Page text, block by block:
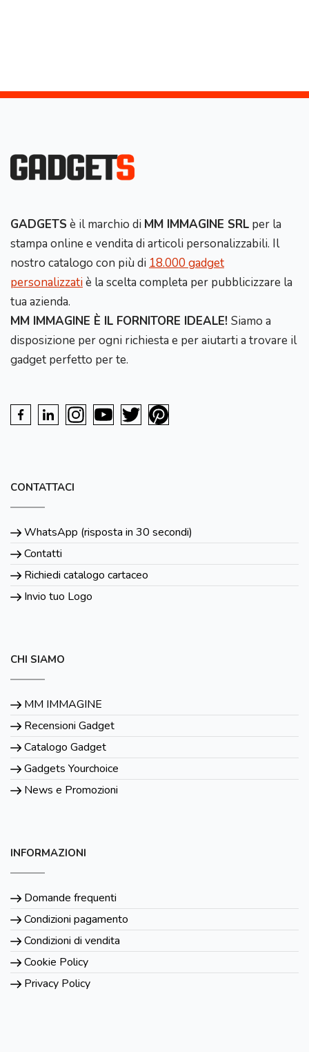
GADGETS è il marchio di MM IMMAGINE SRL per la
stampa online e vendita di articoli personalizzabili. Il
nostro catalogo con più di 18.000 gadget
personalizzatiè la scelta completa per pubblicizzare la
tua azienda.
MM IMMAGINE È IL FORNITORE IDEALE! Siamo a
disposizione per ogni richiesta e per aiutarti a trovare il
gadget perfetto per te.
CONTATTACI
WhatsApp (risposta in 30 secondi)
Contatti
Richiedi catalogo cartaceo
Invio tuo Logo
CHI SIAMO
MM IMMAGINE
Recensioni Gadget
Catalogo Gadget
Gadgets Yourchoice
News e Promozioni
INFORMAZIONI
Domande frequenti
Condizioni pagamento
Condizioni di vendita
Cookie Policy
Privacy Policy